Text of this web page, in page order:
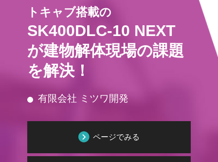
トキャブ搭載の
SK400DLC-10 NEXT
が建物解体現場の課題
を解決！
有限会社 ミツワ開発
ページでみる